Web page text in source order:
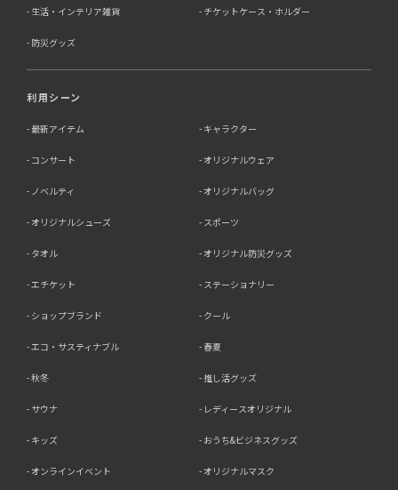
生活・インテリア雑貨 チケットケース・ホルダー
防災グッズ
利用シーン
最新アイテム キャラクター
コンサート オリジナルウェア
ノベルティ オリジナルバッグ
オリジナルシューズ スポーツ
タオル オリジナル防災グッズ
エチケット ステーショナリー
ショップブランド クール
エコ・サスティナブル 春夏
秋冬 推し活グッズ
サウナ レディースオリジナル
キッズ おうち&ビジネスグッズ
オンラインイベント オリジナルマスク